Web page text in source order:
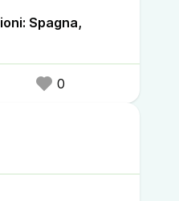
Spagna,
0